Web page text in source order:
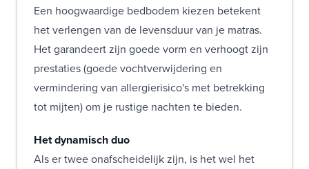
Een hoogwaardige bedbodem kiezen betekent
het verlengen van de levensduur van je matras.
Het garandeert zijn goede vorm en verhoogt zijn
prestaties (goede vochtverwijdering en
vermindering van allergierisico's met betrekking
tot mijten) om je rustige nachten te bieden.
Het dynamisch duo
Als er twee onafscheidelijk zijn, is het wel het